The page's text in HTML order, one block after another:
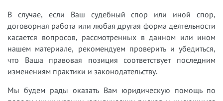
В случае, если Ваш судебный спор или иной спор,
договорная работа или любая другая форма деятельности
касается вопросов, рассмотренных в данном или ином
нашем материале, рекомендуем проверить и убедиться,
что Ваша правовая позиция соответствует последним
изменениям практики и законодательству.
Мы будем рады оказать Вам юридическую помощь по